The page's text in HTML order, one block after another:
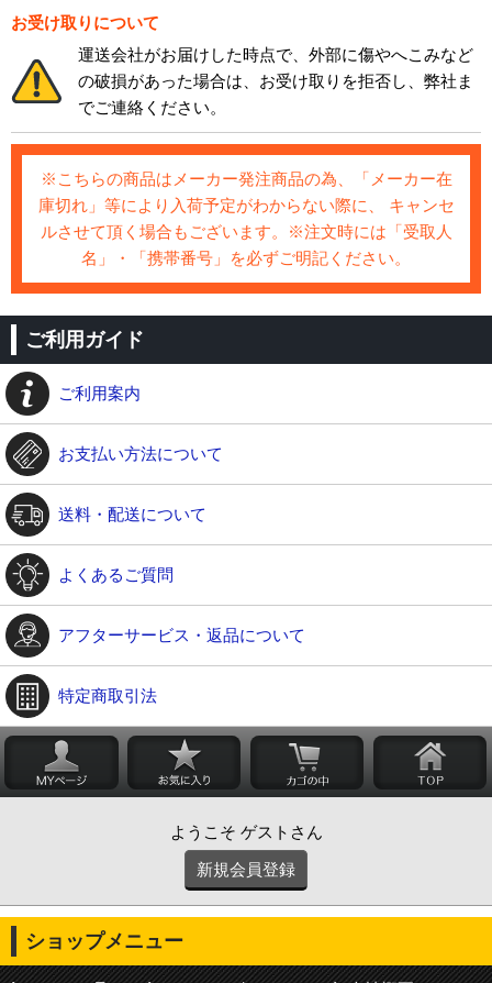
お受け取りについて
運送会社がお届けした時点で、外部に傷やへこみなど
の破損があった場合は、お受け取りを拒否し、弊社ま
でご連絡ください。
※こちらの商品はメーカー発注商品の為、「メーカー在
庫切れ」等により入荷予定がわからない際に、 キャンセ
ルさせて頂く場合もございます。※注文時には「受取人
名」・「携帯番号」を必ずご明記ください。
ご利用ガイド
ご利用案内
お支払い方法について
送料・配送について
よくあるご質問
アフターサービス・返品について
特定商取引法
ようこそ ゲストさん
新規会員登録
ショップメニュー